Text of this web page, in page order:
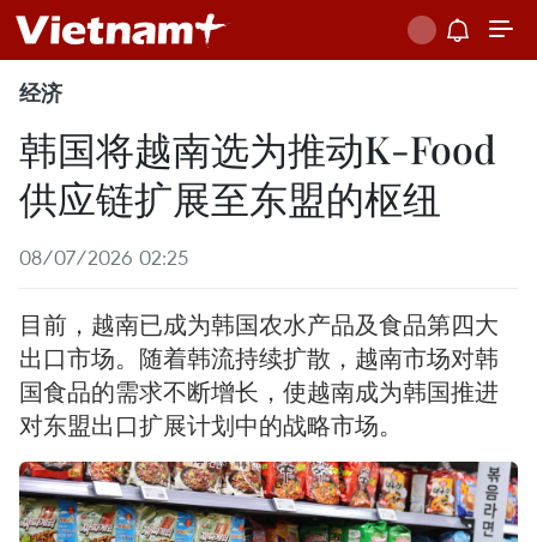
经济
韩国将越南选为推动K-Food
供应链扩展至东盟的枢纽
08/07/2026 02:25
目前，越南已成为韩国农水产品及食品第四大
出口市场。随着韩流持续扩散，越南市场对韩
国食品的需求不断增长，使越南成为韩国推进
对东盟出口扩展计划中的战略市场。